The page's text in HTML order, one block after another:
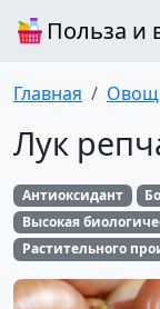
Польза и
Главная
Лук
Антиоксидант
Высокая
Растительного